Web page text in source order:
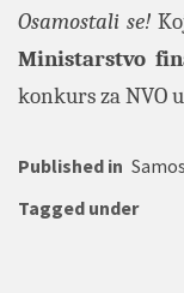
Osamostali se!
Ministarstvo
konkurs za NVO
Published in
Tagged under